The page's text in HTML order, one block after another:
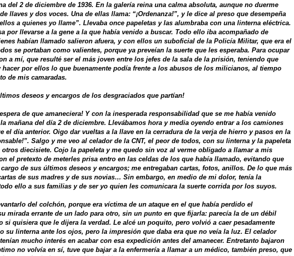
del 2 de diciembre de 1936. En la galería reina una calma absoluta, aunque no duerme
llaves y dos voces. Una de ellas llama: “¡Ordenanza!”, y le dice al preso que desempeña
a quienes yo llame”. Llevaba once papeletas y las alumbraba con una linterna eléctrica.
por llevarse a la gene a la que había venido a buscar. Todo ello iba acompañado de
habían llamado salieron afuera, y con ellos un suboficial de la Policía Militar, que era el
se portaban como valientes, porque ya preveían la suerte que les esperaba. Para ocupar
a mí, que resulté ser el más joven entre los jefes de la sala de la prisión, teniendo que
por ellos lo que buenamente podía frente a los abusos de los milicianos, al tiempo
de mis camaradas.
deseos y encargos de los desgraciados que partían!
de que amaneciera! Y con la inesperada responsabilidad que se me había venido
mañana del día 2 de diciembre. Llevábamos hora y media oyendo entrar a los camiones
el día anterior. Oigo dar vueltas a la llave en la cerradura de la verja de hierro y pasos en la
Salgo y me veo al celador de la CNT, el peor de todos, con su linterna y la papeleta
diecisiete. Cojo la papeleta y me quedo sin voz al verme obligado a llamar a mis
el pretexto de meterles prisa entro en las celdas de los que había llamado, evitando que
de sus últimos deseos y encargos; me entregaban cartas, fotos, anillos. De lo que más
de sus madres y de sus novias… Sin embargo, en medio de mi dolor, tenía la
ello a sus familias y de ser yo quien les comunicara la suerte corrida por los suyos.
del colchón, porque era víctima de un ataque en el que había perdido el
mirada errante de un lado para otro, sin un punto en que fijarla: parecía la de un débil
si quisiera que le dijera la verdad. Le alcé un poquito, pero volvió a caer pesadamente
su linterna ante los ojos, pero la impresión que daba era que no veía la luz. El celador
mucho interés en acabar con esa expedición antes del amanecer. Entretanto bajaron
no volvía en sí, tuve que bajar a la enfermería a llamar a un médico, también preso, que